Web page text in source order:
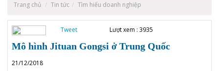
Trang chủ Tin tức Tìm hiểu doanh nghiệp
Tweet Lượt xem : 3935
Mô hình Jituan Gongsi ở Trung Quốc
21/12/2018